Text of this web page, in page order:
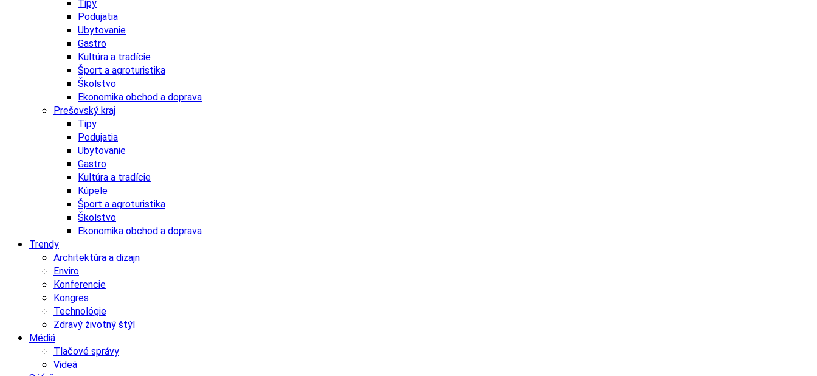
Tipy
Podujatia
Ubytovanie
Gastro
Kultúra a tradície
Šport a agroturistika
Školstvo
Ekonomika obchod a doprava
Prešovský kraj
Tipy
Podujatia
Ubytovanie
Gastro
Kultúra a tradície
Kúpele
Šport a agroturistika
Školstvo
Ekonomika obchod a doprava
Trendy
Architektúra a dizajn
Enviro
Konferencie
Kongres
Technológie
Zdravý životný štýl
Médiá
Tlačové správy
Videá